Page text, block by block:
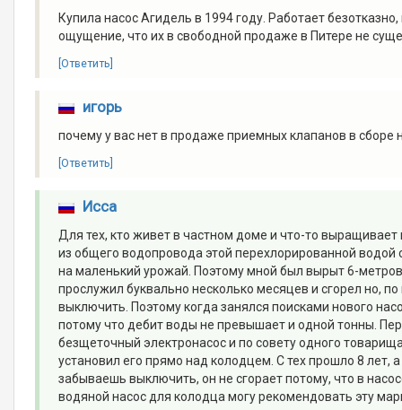
Купила насос Агидель в 1994 году. Работает
ощущение, что их в свободной продаже в Питере не
[Ответить]
игорь
почему у вас нет в продаже приемных клапанов в сборе
[Ответить]
Исса
Для тех, кто живет в частном доме и что-то
из общего водопровода этой перехлорированной водой
на маленький урожай. Поэтому мной был вырыт 6-
прослужил буквально несколько месяцев и сгорел но,
выключить. Поэтому когда занялся поисками нового
потому что дебит воды не превышает и одной тонны.
безщеточный электронасос и по совету одного
установил его прямо над колодцем. С тех прошло 8 лет,
забываешь выключить, он не сгорает потому, что в
водяной насос для колодца могу рекомендовать эту